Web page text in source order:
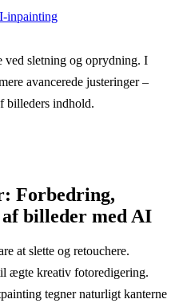
inpainting
sletning og oprydning. I
avancerede justeringer –
billeders indhold.
Forbedring,
billeder med AI
at slette og retouchere.
ægte kreativ fotoredigering.
tegner naturligt kanterne